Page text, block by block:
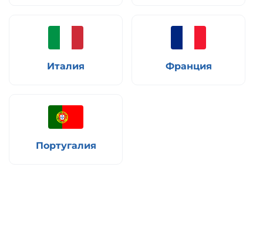
Италия Франция
Португалия